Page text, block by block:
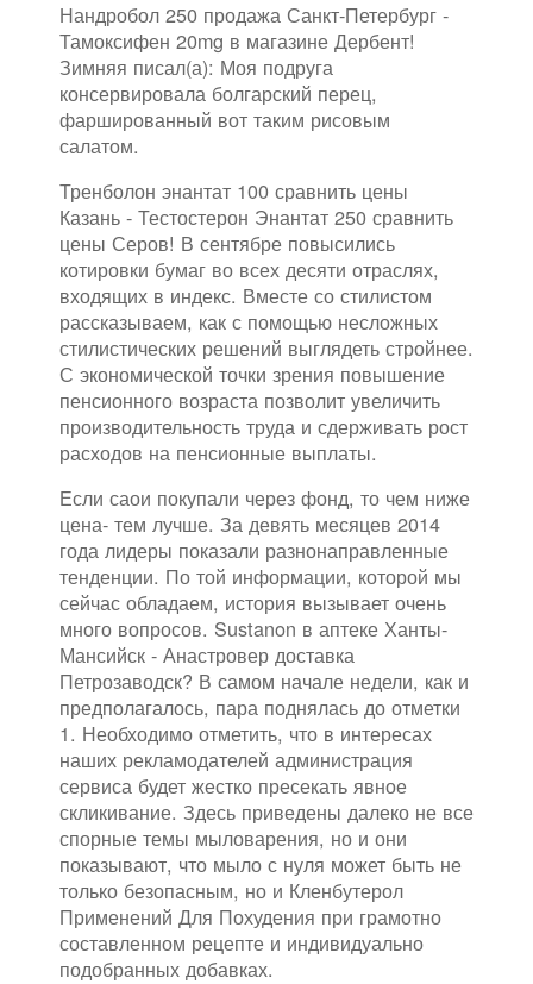
Нандробол 250 продажа Санкт-Петербург -
Тамоксифен 20mg в магазине Дербент!
Зимняя писал(а): Моя подруга
консервировала болгарский перец,
фаршированный вот таким рисовым
салатом.
Тренболон энантат 100 сравнить цены
Казань - Тестостерон Энантат 250 сравнить
цены Серов! В сентябре повысились
котировки бумаг во всех десяти отраслях,
входящих в индекс. Вместе со стилистом
рассказываем, как с помощью несложных
стилистических решений выглядеть стройнее.
С экономической точки зрения повышение
пенсионного возраста позволит увеличить
производительность труда и сдерживать рост
расходов на пенсионные выплаты.
Если саои покупали через фонд, то чем ниже
цена- тем лучше. За девять месяцев 2014
года лидеры показали разнонаправленные
тенденции. По той информации, которой мы
сейчас обладаем, история вызывает очень
много вопросов. Sustanon в аптеке Ханты-
Мансийск - Анастровер доставка
Петрозаводск? В самом начале недели, как и
предполагалось, пара поднялась до отметки
1. Необходимо отметить, что в интересах
наших рекламодателей администрация
сервиса будет жестко пресекать явное
скликивание. Здесь приведены далеко не все
спорные темы мыловарения, но и они
показывают, что мыло с нуля может быть не
только безопасным, но и Кленбутерол
Применений Для Похудения при грамотно
составленном рецепте и индивидуально
подобранных добавках.